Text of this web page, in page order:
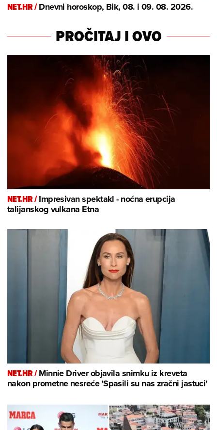
NET.HR /Dnevni horoskop, Bik, 08. i 09. 08. 2026.
PROČITAJ I OVO
NET.HR /Impresivan spektakl - noćna erupcija
talijanskog vulkana Etna
NET.HR /Minnie Driver objavila snimku iz kreveta
nakon prometne nesreće 'Spasili su nas zračni jastuci'